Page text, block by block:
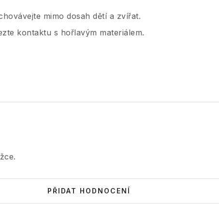
mimo dosah dětí a zvířat.
kontaktu s hořlavým materiálem.
PŘIDAT HODNOCENÍ